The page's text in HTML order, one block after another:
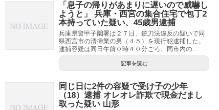
「息子の帰りがあまりに遅いので威嚇し
ようと」 兵庫・西宮の集合住宅で包丁2
本持っていた疑い、45歳男逮捕
兵庫県警甲子園署は２７日、銃刀法違反の疑いで同
県西宮市の清掃業の男（４５）を現行犯逮捕した。
逮捕容疑は同日午前０時４０分ごろ、同市内の...
記事を読む
同じ日に2件の容疑で受け子の少年
（18）逮捕 オレオレ詐欺で現金だまし
取った疑い 山形